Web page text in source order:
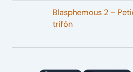
Blasphemous 2 –
trifón